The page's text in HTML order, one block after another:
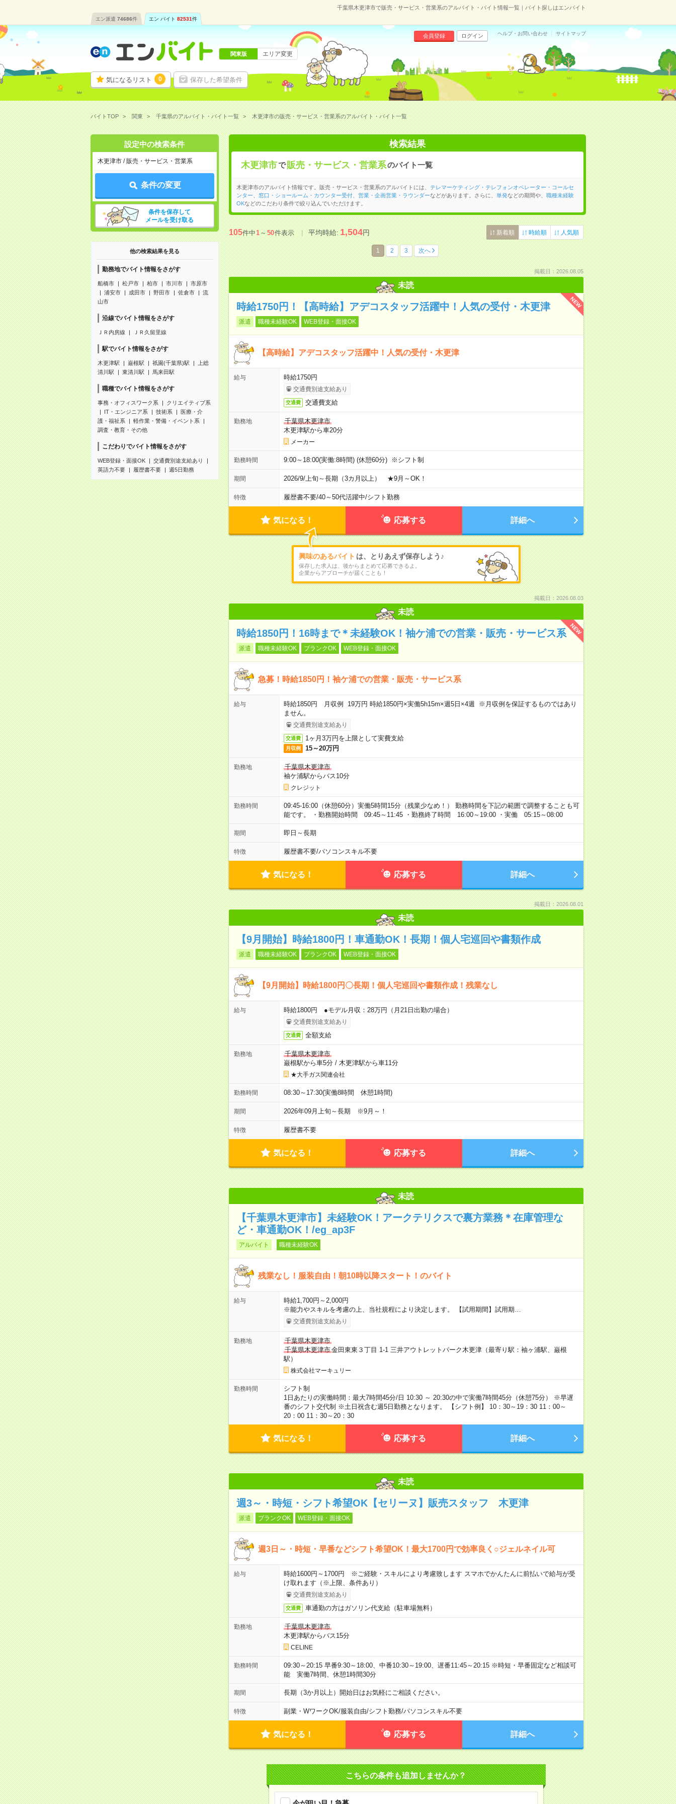
千葉県木更津市で販売・サービス・営業系のアルバイト・バイト情報一覧｜バイト探しはエンバイト
エン派遣 74686件 エン バイト 82531件
気になるリスト 0 保存した希望条件
会員登録 ログイン ヘルプ・お問い合わせ サイトマップ
関東版 エリア変更
バイトTOP 関東 千葉県のアルバイト・バイト一覧 木更津市の販売・サービス・営業系のアルバイト・バイト一覧
設定中の検索条件
木更津市 / 販売・サービス・営業系
条件の変更
条件を保存して
メールを受け取る
他の検索結果を見る
勤務地でバイト情報をさがす
船橋市 松戸市 柏市 市川市
市原市
浦安市
成田市 野田市 佐倉市
流
山市
沿線でバイト情報をさがす
ＪＲ内房線 ＪＲ久留里線
駅でバイト情報をさがす
木更津駅 巌根駅 祇園(千葉県)駅
上総
清川駅
東清川駅 馬来田駅
職種でバイト情報をさがす
事務・オフィスワーク系
クリエイティブ系
IT・エンジニア系
技術系
医療・介
護・福祉系
軽作業・警備・イベント系
調査・教育・その他
こだわりでバイト情報をさがす
WEB登録・面接OK
交通費別途支給あり
英語力不要
履歴書不要 週5日勤務
検索結果
木更津市で 販売・サービス・営業系のバイト一覧
木更津市のアルバイト情報です。販売・サービス・営業系のアルバイトには、 テレマーケティング・テレフォンオペレーター・コールセ
ンター
窓口・ショールーム・カウンター受付、 営業・企画営業・ラウンダーなどがあります。さらに、 単発などの期間や、 職種未経験
OKなどのこだわり条件で絞り込んでいただけます。
105件中1～50件表示 平均時給:1,504円 新着順 時給順 人気順
1 2 3 次へ
掲載日：2026.08.05
未読
NEW
時給1750円！【高時給】アデコスタッフ活躍中！人気の受付・木更津
派遣 職種未経験OK WEB登録・面接OK
【高時給】アデコスタッフ活躍中！人気の受付・木更津
給与 時給1750円
交通費別途支給あり
交通費 交通費支給
勤務地
千葉県木更津市
木更津駅から車20分
メーカー
勤務時間 9:00～18:00(実働:8時間) (休憩60分) ※シフト制
期間 2026/9/上旬～長期（3カ月以上） ★9月～OK！
特徴 履歴書不要/40～50代活躍中/シフト勤務
気になる！ 応募する 詳細へ
興味のあるバイト は、とりあえず保存しよう♪
保存した求人は、後からまとめて応募できるよ。
企業からアプローチが届くことも！
掲載日：2026.08.03
未読
NEW
時給1850円！16時まで＊未経験OK！袖ケ浦での営業・販売・サービス系
派遣 職種未経験OK ブランクOK WEB登録・面接OK
急募！時給1850円！袖ケ浦での営業・販売・サービス系
給与
時給1850円 月収例 19万円 時給1850円×実働5h15m×週5日×4週 ※月収例を保証するものではあり
ません。
交通費別途支給あり
交通費 1ヶ月3万円を上限として実費支給
月収例 15～20万円
勤務地
千葉県木更津市
袖ケ浦駅からバス10分
クレジット
勤務時間
09:45-16:00（休憩60分）実働5時間15分（残業少なめ！） 勤務時間を下記の範囲で調整することも可
能です。 ・勤務開始時間 09:45～11:45 ・勤務終了時間 16:00～19:00 ・実働 05:15～08:00
期間 即日～長期
特徴 履歴書不要/パソコンスキル不要
気になる！ 応募する 詳細へ
掲載日：2026.08.01
未読
【9月開始】時給1800円！車通勤OK！長期！個人宅巡回や書類作成
派遣 職種未経験OK ブランクOK WEB登録・面接OK
【9月開始】時給1800円〇長期！個人宅巡回や書類作成！残業なし
給与 時給1800円 ●モデル月収：28万円（月21日出勤の場合）
交通費別途支給あり
交通費 全額支給
勤務地
千葉県木更津市
巌根駅から車5分/ 木更津駅から車11分
★大手ガス関連会社
勤務時間 08:30～17:30(実働8時間 休憩1時間)
期間 2026年09月上旬～長期 ※9月～！
特徴 履歴書不要
気になる！ 応募する 詳細へ
未読
【千葉県木更津市】未経験OK！アークテリクスで裏方業務＊在庫管理な
ど・車通勤OK！/eg_ap3F
アルバイト 職種未経験OK
残業なし！服装自由！朝10時以降スタート！のバイト
給与
時給1,700円～2,000円
※能力やスキルを考慮の上、当社規程により決定します。 【試用期間】試用期…
交通費別途支給あり
勤務地
千葉県木更津市
千葉県木更津市金田東東３丁目 1-1 三井アウトレットパーク木更津（最寄り駅：袖ヶ浦駅、巌根
駅）
株式会社マーキュリー
勤務時間
シフト制
1日あたりの実働時間：最大7時間45分/日 10:30 ～ 20:30の中で実働7時間45分（休憩75分） ※早遅
番のシフト交代制 ※土日祝含む週5日勤務となります。 【シフト例】 10：30～19：30 11：00～
20：00 11：30～20：30
気になる！ 応募する 詳細へ
未読
週3～・時短・シフト希望OK【セリーヌ】販売スタッフ 木更津
派遣 ブランクOK WEB登録・面接OK
週3日～・時短・早番などシフト希望OK！最大1700円で効率良く○ジェルネイル可
給与
時給1600円～1700円 ※ご経験・スキルにより考慮致します スマホでかんたんに前払いで給与が受
け取れます（※上限、条件あり）
交通費別途支給あり
交通費 車通勤の方はガソリン代支給（駐車場無料）
勤務地
千葉県木更津市
木更津駅からバス15分
CELINE
勤務時間
09:30～20:15 早番9:30～18:00、中番10:30～19:00、遅番11:45～20:15 ※時短・早番固定など相談可
能 実働7時間、休憩1時間30分
期間 長期（3か月以上）開始日はお気軽にご相談ください。
特徴 副業・WワークOK/服装自由/シフト勤務/パソコンスキル不要
気になる！ 応募する 詳細へ
こちらの条件も追加しませんか？